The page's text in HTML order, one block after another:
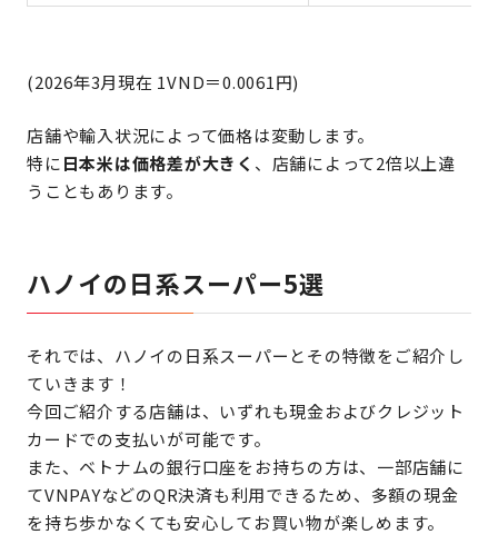
(2026年3月現在 1VND＝0.0061円)
店舗や輸入状況によって価格は変動します。
特に日本米は価格差が大きく 、店舗によって2倍以上違
うこともあります。
ハノイの日系スーパー5選
それでは、ハノイの日系スーパーとその特徴をご紹介し
ていきます！
今回ご紹介する店舗は、いずれも現金およびクレジット
カードでの支払いが可能です。
また、ベトナムの銀行口座をお持ちの方は、一部店舗に
てVNPAYなどのQR決済も利用できるため、多額の現金
を持ち歩かなくても安心してお買い物が楽しめます。